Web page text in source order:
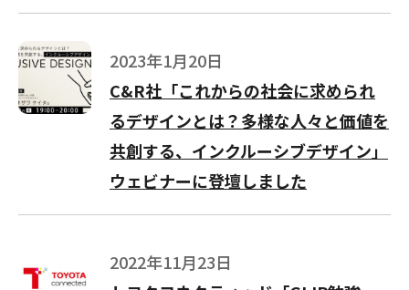
2023年1月20日
C&R社「これからの社会に求められ
るデザインとは？多様な人々と価値を
共創する、インクルーシブデザイン」
ウェビナーに登壇しました
2022年11月23日